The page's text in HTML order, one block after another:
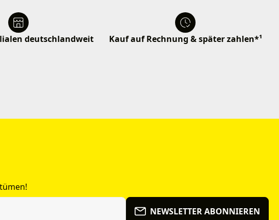
deutschlandweit Kauf auf Rechnung & später zahlen*¹
NEWSLETTER ABONNIEREN